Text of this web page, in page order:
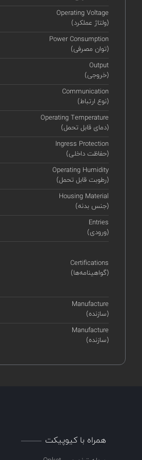
Operating Voltage
(ولتاژ عملکرد)
Power Consumption
(توان مصرفی)
Output
(خروجی)
Communication
(نوع ارتباط)
Operating Temperature
(دمای قابل تحمل)
Ingress Protection
(حفاظت داخلی)
Operating Humidity
(رطوبت قابل تحمل)
Housing Material
(جنس بدنه)
Entries
(ورودی)
Certifications
(گواهینامه‌ها)
Manufacture
(سازنده)
Manufacture
(سازنده)
همراه با کیوپیکت